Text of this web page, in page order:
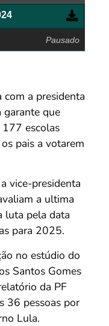
Pausado
com a presidenta
garante que
177 escolas
pais a votarem
vice-presidenta
a ultima
luta pela data
para 2025.
no estúdio do
Santos Gomes
da PF
36 pessoas por
Lula.